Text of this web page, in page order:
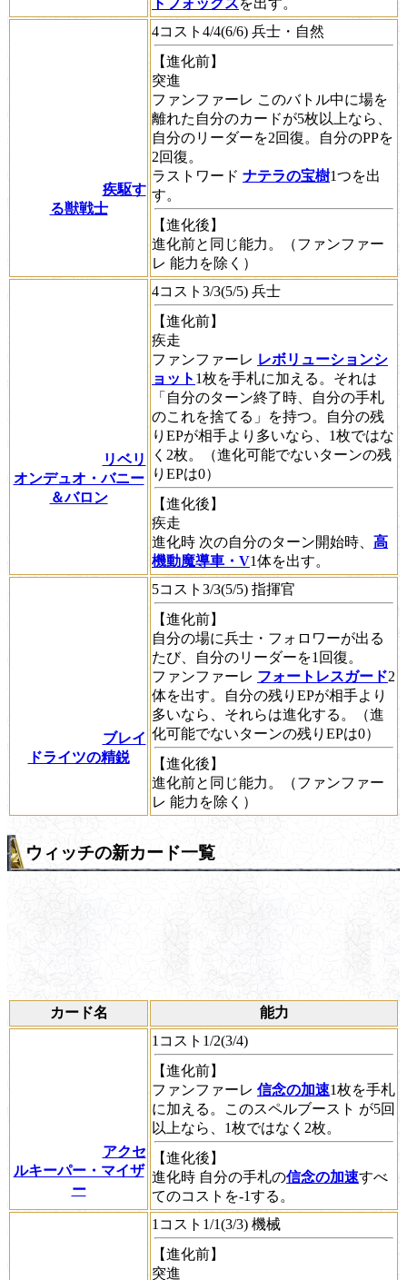
トフォックスを出す。
疾駆す
る獣戦士
4コスト4/4(6/6) 兵士・自然
【進化前】
突進
ファンファーレ このバトル中に場を
離れた自分のカードが5枚以上なら、
自分のリーダーを2回復。自分のPPを
2回復。
ラストワード ナテラの宝樹1つを出
す。
【進化後】
進化前と同じ能力。（ファンファー
レ 能力を除く）
リベリ
オンデュオ・バニー
＆バロン
4コスト3/3(5/5) 兵士
【進化前】
疾走
ファンファーレ レボリューションシ
ョット 1枚を手札に加える。それは
「自分のターン終了時、自分の手札
のこれを捨てる」を持つ。自分の残
りEPが相手より多いなら、1枚ではな
く2枚。（進化可能でないターンの残
りEPは0）
【進化後】
疾走
進化時 次の自分のターン開始時、 高
機動魔導車・V1体を出す。
ブレイ
ドライツの精鋭
5コスト3/3(5/5) 指揮官
【進化前】
自分の場に兵士・フォロワーが出る
たび、自分のリーダーを1回復。
ファンファーレ フォートレスガード2
体を出す。自分の残りEPが相手より
多いなら、それらは進化する。（進
化可能でないターンの残りEPは0）
【進化後】
進化前と同じ能力。（ファンファー
レ 能力を除く）
ウィッチの新カード一覧
カード名 能力
アクセ
ルキーパー・マイザ
ー
1コスト1/2(3/4)
【進化前】
ファンファーレ 信念の加速1枚を手札
に加える。このスペルブースト が5回
以上なら、1枚ではなく2枚。
【進化後】
進化時 自分の手札の信念の加速すべ
てのコストを-1する。
1コスト1/1(3/3) 機械
【進化前】
突進